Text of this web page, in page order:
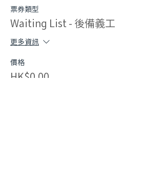
票券類型
Waiting List - 後備義工
更多資訊
價格
HK$0.00